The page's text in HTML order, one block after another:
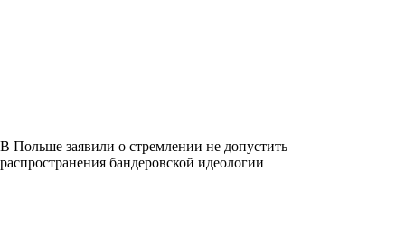
В Польше заявили о стремлении не допустить
распространения бандеровской идеологии